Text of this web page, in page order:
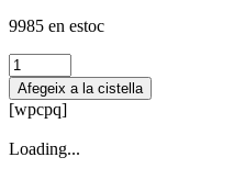
9985 en estoc
quantitat
de
Temario
+
Supuestos
prácticos
Afegeix a la cistella
[wpcpq]
Loading...